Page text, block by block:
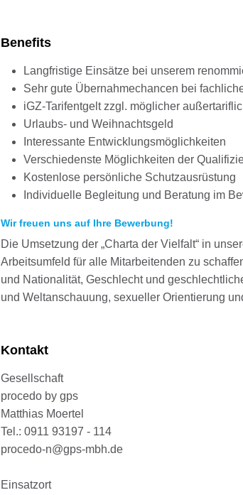
Benefits
Langfristige Einsätze bei unserem
Sehr gute Übernahmechancen bei
iGZ-Tarifentgelt zzgl. möglicher
Urlaubs- und Weihnachtsgeld
Interessante Entwicklungsmöglichkeiten
Verschiedenste Möglichkeiten der
Kostenlose persönliche Schutzausrüstung
Individuelle Begleitung und Beratung im
Wir freuen uns auf Ihre Bewerbung!
Die Umsetzung der „Charta der Vielfalt“ in
Arbeitsumfeld für alle Mitarbeitenden zu
und Nationalität, Geschlecht und
und Weltanschauung, sexueller Orientierung
Kontakt
Gesellschaft
procedo by gps
Matthias Moertel
Tel.: 0911 93197 - 114
procedo-n@gps-mbh.de
Einsatzort